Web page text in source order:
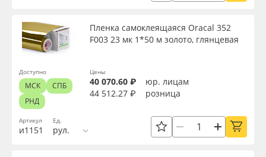
Артикул
и1151
Пленка самоклеящаяся Oracal 352
F003 23 мк 1*50 м золото, глянцевая
Ед.
рул.
Цены
40 070.60 ₽
юр. лицам
44 512.27 ₽
розница
Доступно
МСК
СПБ
РНД